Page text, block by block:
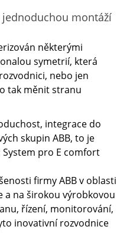
montáží
některými
symetrií, která
nebo jen
tak měnit stranu
integrace do
skupin ABB, to je
pro E comfort
firmy ABB v oblasti
a na širokou výrobkovou
řízení, monitorování,
inovativní rozvodnice